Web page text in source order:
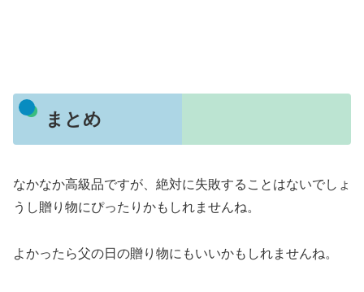
まとめ
なかなか高級品ですが、絶対に失敗することはないでしょ
うし贈り物にぴったりかもしれませんね。
よかったら父の日の贈り物にもいいかもしれませんね。